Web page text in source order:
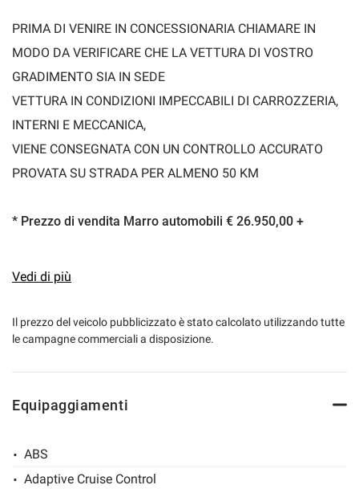
PRIMA DI VENIRE IN CONCESSIONARIA CHIAMARE IN
MODO DA VERIFICARE CHE LA VETTURA DI VOSTRO
GRADIMENTO SIA IN SEDE
VETTURA IN CONDIZIONI IMPECCABILI DI CARROZZERIA,
INTERNI E MECCANICA,
VIENE CONSEGNATA CON UN CONTROLLO ACCURATO
PROVATA SU STRADA PER ALMENO 50 KM
* Prezzo di vendita Marro automobili € 26.950,00 +
cerchi in lega diamantati da 18"
clima automatico
sedili sportivi
sens. park. post.
vetri oscurati
Vedi di più
Il prezzo del veicolo pubblicizzato è stato calcolato utilizzando tutte
le campagne commerciali a disposizione.
Equipaggiamenti
ABS
Adaptive Cruise Control